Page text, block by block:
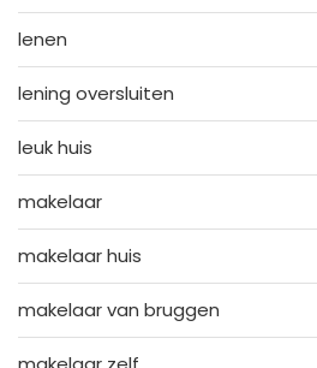
lenen
lening oversluiten
leuk huis
makelaar
makelaar huis
makelaar van bruggen